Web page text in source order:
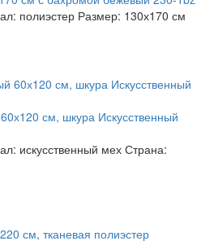
полиэстер Размер: 130х170 см
см, шкура Искусственный
искусственный мех Страна: